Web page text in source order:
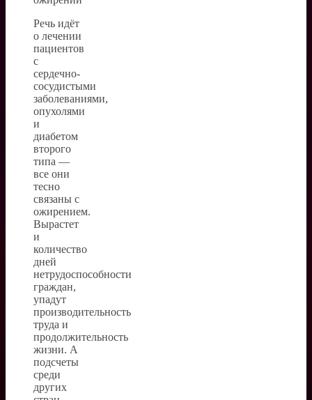
Речь идёт
о лечении
пациентов
с
сердечно-
сосудистыми
заболеваниями,
опухолями
и
диабетом
второго
типа —
все они
тесно
связаны с
ожирением.
Вырастет
и
количество
дней
нетрудоспособности
граждан,
упадут
производительность
труда и
продолжительность
жизни. А
подсчеты
среди
других